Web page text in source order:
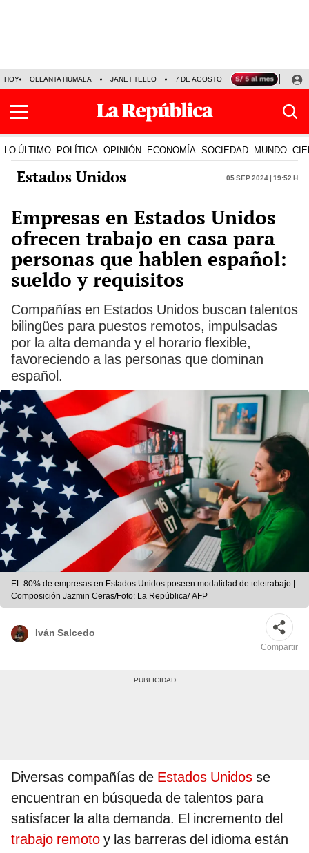
HOY OLLANTA HUMALA JANET TELLO 7 DE AGOSTO TINKA RESULTADOS
LO ÚLTIMO POLÍTICA OPINIÓN ECONOMÍA SOCIEDAD MUNDO
Estados Unidos 05 Sep 2024 | 19:52 h
Empresas en Estados Unidos
ofrecen trabajo en casa para
personas que hablen español:
sueldo y requisitos
Compañías en Estados Unidos buscan talentos
bilingües para puestos remotos, impulsadas
por la alta demanda y el horario flexible,
favoreciendo a las personas que dominan
español.
EL 80% de empresas en Estados Unidos poseen modalidad de teletrabajo |
Composición Jazmin Ceras/Foto: La República/ AFP
Iván Salcedo
Compartir
Diversas compañías de Estados Unidos se
encuentran en búsqueda de talentos para
satisfacer la alta demanda. El incremento del
trabajo remoto y las barreras del idioma están